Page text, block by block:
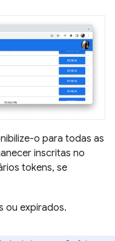
o para todas as
inscritas no
tokens, se
ou expirados.